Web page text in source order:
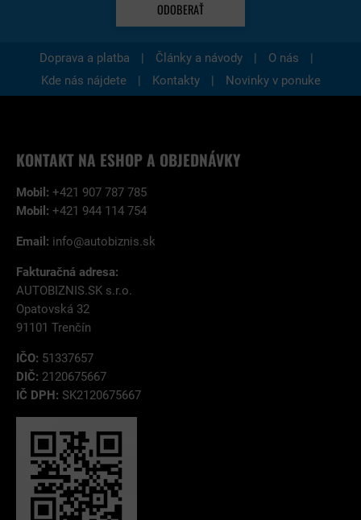
ODOBERAŤ
Doprava a platba | Články a návody | O nás
|
Kde nás nájdete
| Kontakty | Novinky v ponuke
KONTAKT NA ESHOP A OBJEDNÁVKY
Mobil: +421 907 787 785
Mobil: +421 944 114 754
Email: info@autobiznis.sk
Fakturačná adresa:
AUTOBIZNIS.SK s.r.o.
Opatovská 32
91101 Trenčín
IČO: 51337657
DIČ: 2120675667
IČ DPH: SK2120675667